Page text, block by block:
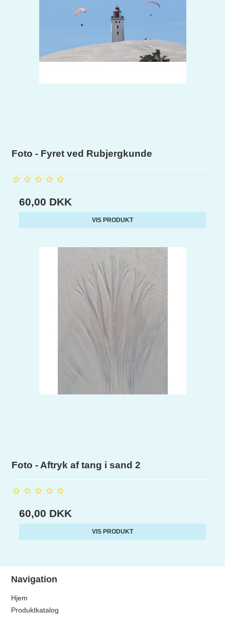
Foto - Fyret ved Rubjergkunde
60,00 DKK
VIS PRODUKT
Foto - Aftryk af tang i sand 2
60,00 DKK
VIS PRODUKT
Navigation
Hjem
Produktkatalog